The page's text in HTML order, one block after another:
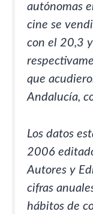
autónomas
cine se
con el 20,3
que
Andalucía,
Los datos
2006
Autores y
cifras
hábitos de